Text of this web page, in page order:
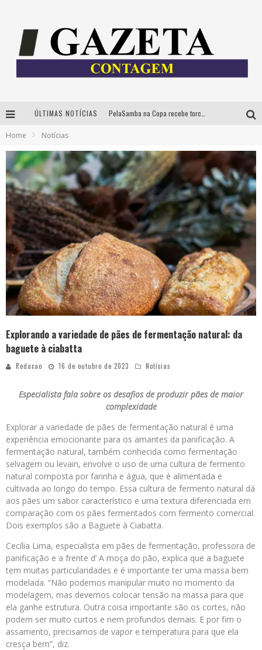
ÚLTIMAS NOTÍCIAS
Cineclube Comum apresenta obras de Kenneth Anger e Lucrecia Martel em nova sessão de “Visões Táteis”
Espetáculo “Allan Kardec – Um Olhar para a Eternidade” desembarca em BH na próxima semana
Home Notícias
Explorando a variedade de pães de fermentação natural: da
baguete à ciabatta
Redacao 16 de outubro de 2023 Notícias
Especialista fala sobre os desafios de produzir pães de maior
complexidade
Explorar a variedade de pães de fermentação natural é uma
experiência emocionante para os amantes da panificação. A
fermentação natural, também conhecida como fermentação
selvagem ou levain, envolve o uso de uma cultura de fermento
natural composta por farinha e água, que é alimentada e
cultivada ao longo do tempo. Essa cultura de fermento natural dá
aos pães um sabor característico e uma textura diferenciada em
comparação com os pães fermentados com fermento comercial.
Dois exemplos são a Baguete à Ciabatta.
Cecília Lima, especialista em pães de fermentação, professora de
panificação e a frente d’ A moça do pão, explica que a baguete
tem muitas particularidades e é importante ter uma massa bem
modelada. “Não podemos manipular muito no momento da
modelagem, mas devemos colocar tensão na massa para que
ela ganhe estrutura. Outra coisa importante são os cortes, não
podem ser muito curtos e nem profundos demais. E por fim o
assamento, precisamos de vapor e temperatura para que ela
cresça bem”, diz.